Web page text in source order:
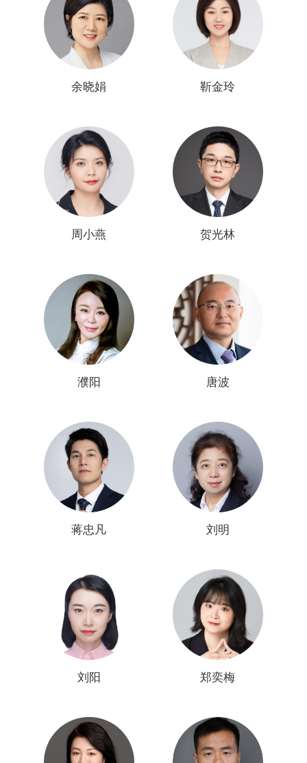
申请代理
分析咨询
余晓娟 靳金玲
周小燕 贺光林
濮阳 唐波
蒋忠凡 刘明
刘阳 郑奕梅